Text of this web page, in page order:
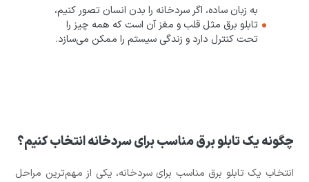
به زبان ساده، اگر سردخانه را بدن انسان تصور کنیم،
تابلو برق مثل قلب و مغز آن است که همه چیز را
تحت کنترل دارد و زندگی سیستم را ممکن می‌سازد.
چگونه یک تابلو برق مناسب برای سردخانه انتخاب کنیم؟
انتخاب یک تابلو برق مناسب برای سردخانه، یکی از مهم‌ترین مراحل